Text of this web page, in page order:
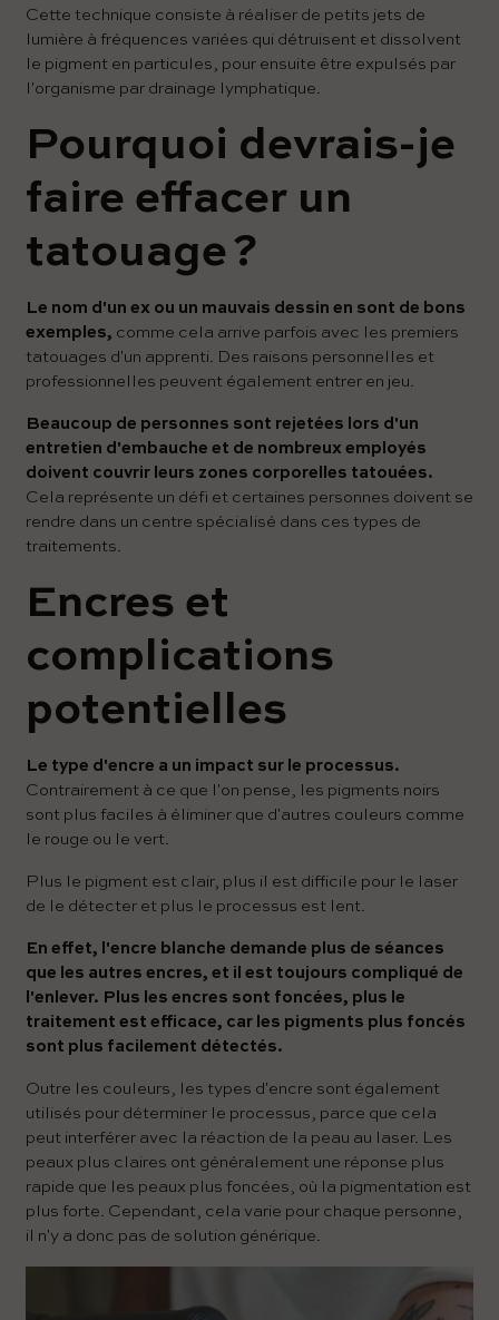
Cette technique consiste à réaliser de petits jets de
lumière à fréquences variées qui détruisent et dissolvent
le pigment en particules, pour ensuite être expulsés par
l'organisme par drainage lymphatique.
Pourquoi devrais-je
faire effacer un
tatouage ?
Le nom d'un ex ou un mauvais dessin en sont de bons
exemples, comme cela arrive parfois avec les premiers
tatouages ​​d'un apprenti. Des raisons personnelles et
professionnelles peuvent également entrer en jeu.
Beaucoup de personnes sont rejetées lors d'un
entretien d'embauche et de nombreux employés
doivent couvrir leurs zones corporelles tatouées.
Cela représente un défi et certaines personnes doivent se
rendre dans un centre spécialisé dans ces types de
traitements.
Encres et
complications
potentielles
Le type d'encre a un impact sur le processus.
Contrairement à ce que l'on pense, les pigments noirs
sont plus faciles à éliminer que d'autres couleurs comme
le rouge ou le vert.
Plus le pigment est clair, plus il est difficile pour le laser
de le détecter et plus le processus est lent.
En effet, l'encre blanche demande plus de séances
que les autres encres, et il est toujours compliqué de
l'enlever. Plus les encres sont foncées, plus le
traitement est efficace, car les pigments plus foncés
sont plus facilement détectés.
Outre les couleurs, les types d'encre sont également
utilisés pour déterminer le processus, parce que cela
peut interférer avec la réaction de la peau au laser. Les
peaux plus claires ont généralement une réponse plus
rapide que les peaux plus foncées, où la pigmentation est
plus forte. Cependant, cela varie pour chaque personne,
il n'y a donc pas de solution générique.